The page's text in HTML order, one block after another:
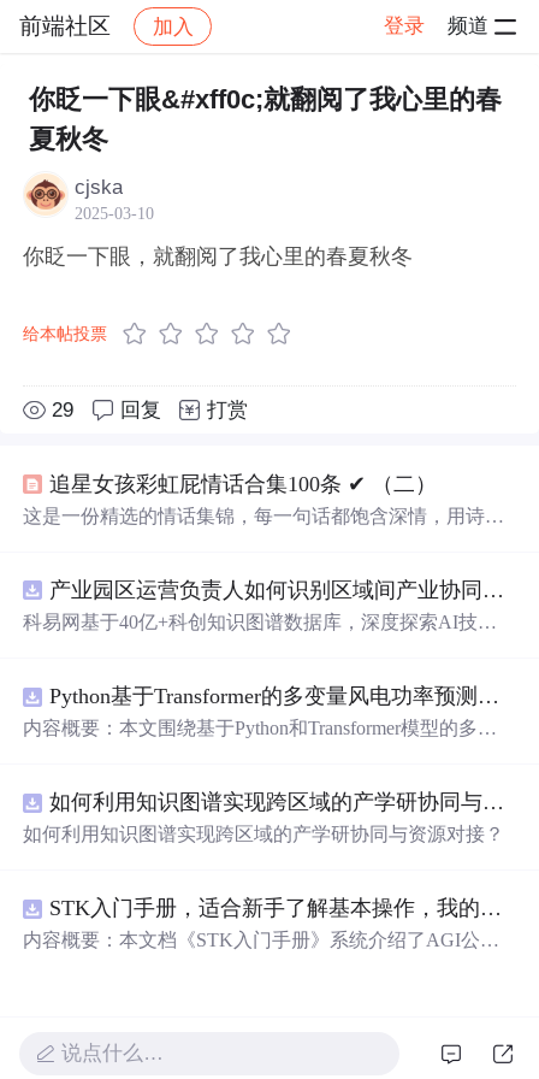
前端社区 加入 登录 频道
社区 前端社区 感慨 帖子详情
你眨一下眼&#xff0c;就翻阅了我心里的春
夏秋冬
cjska
2025-03-10
你眨一下眼，就翻阅了我心里的春夏秋冬
给本帖投票
29 回复 打赏
追星女孩彩虹屁情话合集100条 ✔︎ （二）
这是一份精选的情话集锦，每一句话都饱含深情，用诗意
的思念与热爱。
产业园区运营负责人如何识别区域间产业协同机会？.docx
科易网基于40亿+科创知识图谱数据库，深度探索AI技术
新领域的AI+数智化解决方案，推动科技创新与产业创新
智能化发展。
Python基于Transformer的多变量风电功率预测研究
内容概要：本文围绕基于Python和Transformer模型的多变
温度、湿度等多种气象及运行变量作为输入特征，构建高
精度预测模型。为进一步提升预测的稳健性与可靠性，研
计能力。该技术是机器学习与新能源领域深度融合的典型
应用，旨在提高风电并网的稳定性与电网调度的科学性。;
适合人群：具备Python编程基础，熟悉主流深度学习框架
运行中的短期功率预测系统，辅助电网进行精准负荷调配
如何利用知识图谱实现跨区域的产学研协同与资源对接？.docx
如何利用知识图谱实现跨区域的产学研协同与资源对接？
STK入门手册，适合新手了解基本操作，我的主页还有进阶教程
内容概要：本文档《STK入门手册》系统介绍了AGI公司
高级分析模块如高精度轨道预测（HPOP）、长周期轨道
内容概要：预测（LOP）、地形本文档为与高分辨率地图
说点什么…